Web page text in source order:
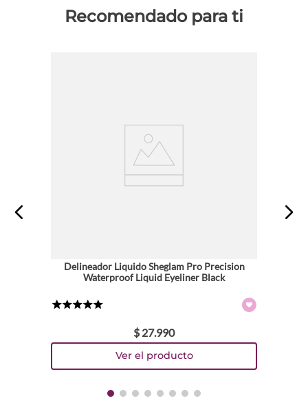
Recomendado para ti
Delineador Liquido Sheglam Pro Precision
Waterproof Liquid Eyeliner Black
$ 27.990